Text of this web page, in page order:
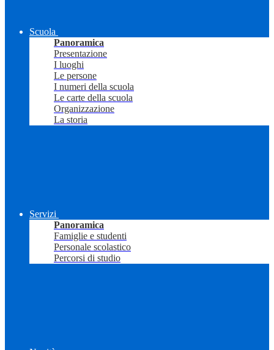
Scuola
Panoramica
Presentazione
I luoghi
Le persone
I numeri della scuola
Le carte della scuola
Organizzazione
La storia
Servizi
Panoramica
Famiglie e studenti
Personale scolastico
Percorsi di studio